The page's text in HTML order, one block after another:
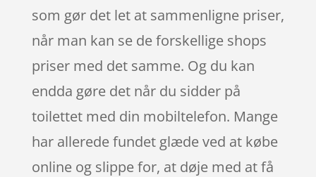
som gør det let at sammenligne priser,
når man kan se de forskellige shops
priser med det samme. Og du kan
endda gøre det når du sidder på
toilettet med din mobiltelefon. Mange
har allerede fundet glæde ved at købe
online og slippe for, at døje med at få